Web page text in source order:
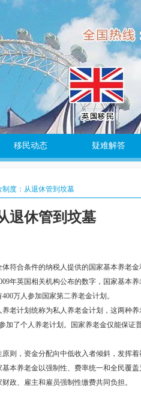
移民动态 疑难解答
制度：从退休管到坟墓
退休管到坟墓
符合条件的纳税人提供的国家基本养老
年英国相关机构公布的数字，国家基本
万人参加国家第二养老金计划。
老计划统称为私人养老金计划，这两种
加了个人养老计划。国家养老金仅能保证
则，资金分配向中低收入者倾斜，发挥
本养老金以强制性、费率统一和全民覆
政、雇主和雇员强制性缴费共同负担。